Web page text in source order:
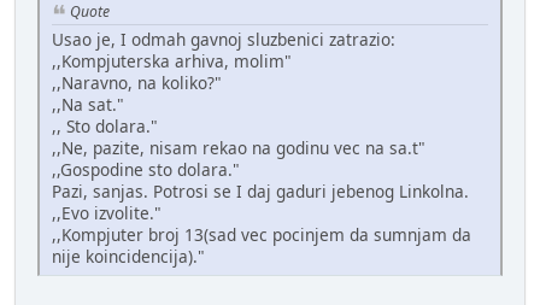
Quote
Usao je, I odmah gavnoj sluzbenici zatrazio:
,,Kompjuterska arhiva, molim"
,,Naravno, na koliko?"
,,Na sat."
,, Sto dolara."
,,Ne, pazite, nisam rekao na godinu vec na sa.t"
,,Gospodine sto dolara."
Pazi, sanjas. Potrosi se I daj gaduri jebenog Linkolna.
,,Evo izvolite."
,,Kompjuter broj 13(sad vec pocinjem da sumnjam da
nije koincidencija)."